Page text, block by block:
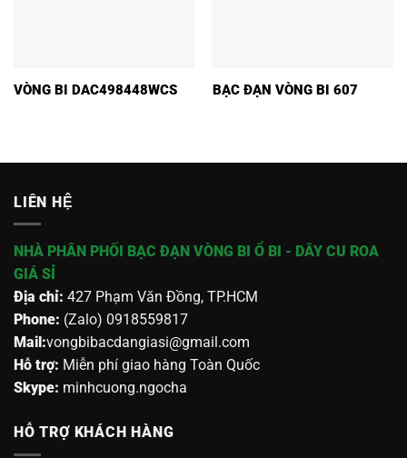
VÒNG BI DAC498448WCS BẠC ĐẠN VÒNG BI 607
LIÊN HỆ
NHÀ PHÂN PHỐI BẠC ĐẠN VÒNG BI Ổ BI - DÂY CU ROA
GIÁ SỈ
Địa chỉ: 427 Phạm Văn Đồng, TP.HCM
Phone: (Zalo) 0918559817
Mail:vongbibacdangiasi@gmail.com
Hỗ trợ: Miễn phí giao hàng Toàn Quốc
Skype: minhcuong.ngocha
HỖ TRỢ KHÁCH HÀNG